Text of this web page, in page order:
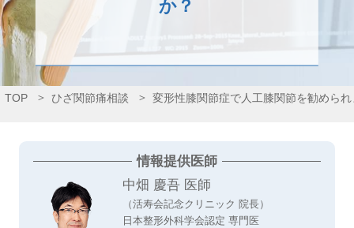
か？
TOP ひざ関節痛相談 変形性膝関節症で人工膝関節を勧めら
情報提供医師
中畑 慶吾 医師
（活寿会記念クリニック 院長）
日本整形外科学会認定 専門医